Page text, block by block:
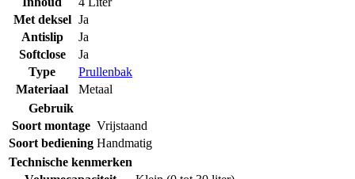
Met deksel Ja
Antislip
Ja
Softclose
Ja
Type
Prullenbak
Materiaal
Metaal
Gebruik
Soort montage Vrijstaand
Soort bediening Handmatig
Technische kenmerken